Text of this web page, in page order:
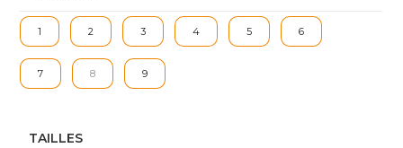
1 2 3 4 5 6
7 8 9
TAILLES